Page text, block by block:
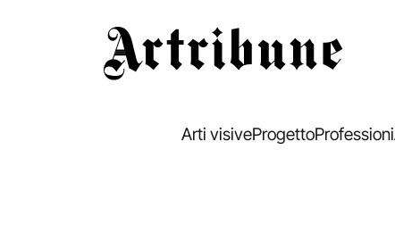
Arti visiveProgettoProfessioni